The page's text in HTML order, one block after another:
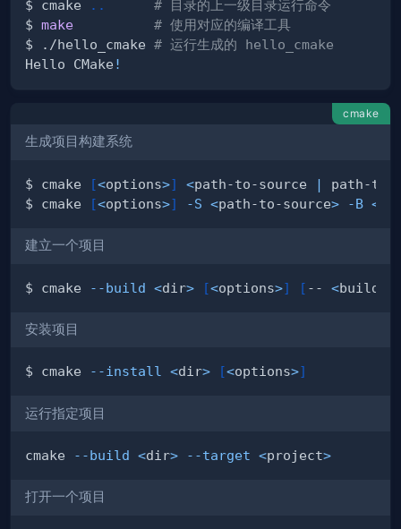
$ cmake
..
# 目录的上一级目录运行命令
$ make
# 使用对应的编译工具
$ ./hello_cmake # 运行生成的 hello_cmake
Hello CMake !
cmake
生成项目构建系统
$ cmake [<options>] <path-to-source |
path-to-
$ cmake
[<options>] -S <path-to-source> -B <
建立一个项目
$ cmake --build <dir> [<options>] [ -- <build-
安装项目
$ cmake --install <dir> [<options>]
运行指定项目
cmake --build <dir> --target <project>
打开一个项目